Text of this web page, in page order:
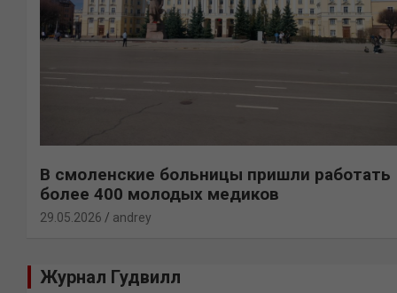
В смоленские больницы пришли работать
более 400 молодых медиков
29.05.2026 andrey
Журнал Гудвилл